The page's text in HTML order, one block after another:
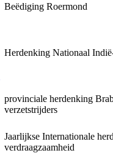
Beëdiging Roermond
Herdenking Nationaal
provinciale herdenking
verzetstrijders
Jaarlijkse Internationale
verdraagzaamheid